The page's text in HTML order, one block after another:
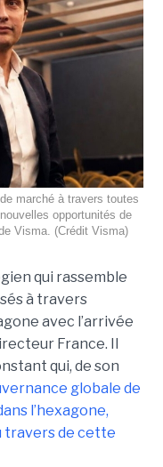
marché à travers toutes
opportunités de
Visma. (Crédit Visma)
qui rassemble
à travers
avec l’arrivée
France. Il
qui, de son
globale de
l’hexagone,
travers de cette